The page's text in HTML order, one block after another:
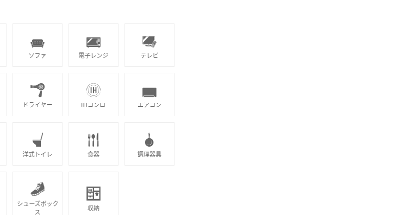
ソファ 電子レンジ テレビ
ドライヤー IHコンロ エアコン
洋式トイレ 食器 調理器具
シューズボック
ス
収納